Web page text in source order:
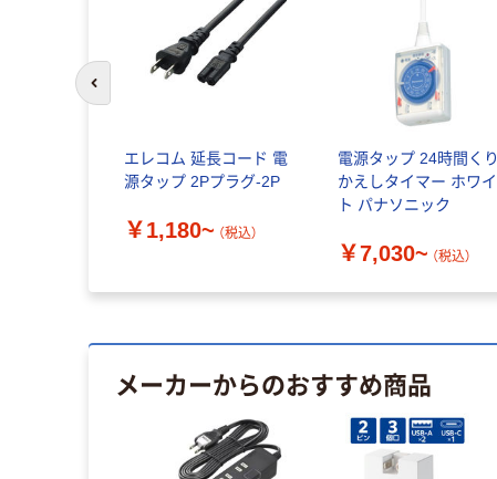
エレコム 延長コード 電
源タップ 2Pプラグ-2P
￥1,180~ （税込）
電源タップ 24時間くり
かえしタイマー ホワイ
ト パナソニック
￥7,030~ （税込）
メーカーからのおすすめ商品